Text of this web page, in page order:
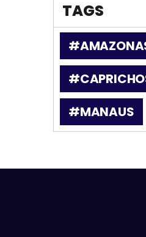
TAGS
#MANAUS